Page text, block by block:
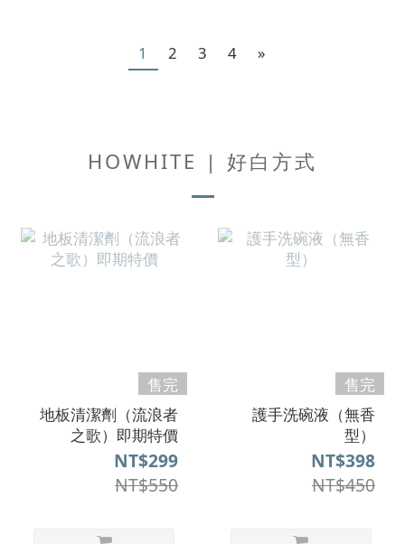
1 2 3 4 »
HOWHITE | 好白方式
售完
地板清潔劑（流浪者
之歌）即期特價
NT$299
NT$550
售完
護手洗碗液（無香
型）
NT$398
NT$450